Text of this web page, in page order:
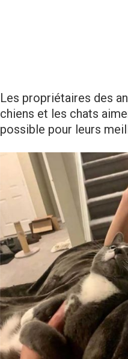
Les propriétaires des
chiens et les chats
possible pour leurs